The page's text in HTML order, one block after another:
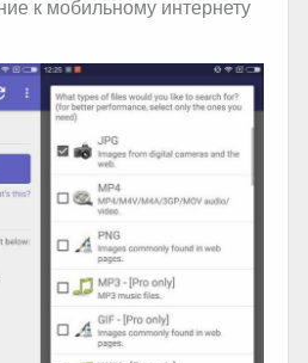
к мобильному интернету